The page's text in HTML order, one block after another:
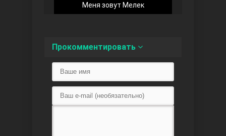
Игра судьбы
Меня зовут Мелек
Прокомментировать